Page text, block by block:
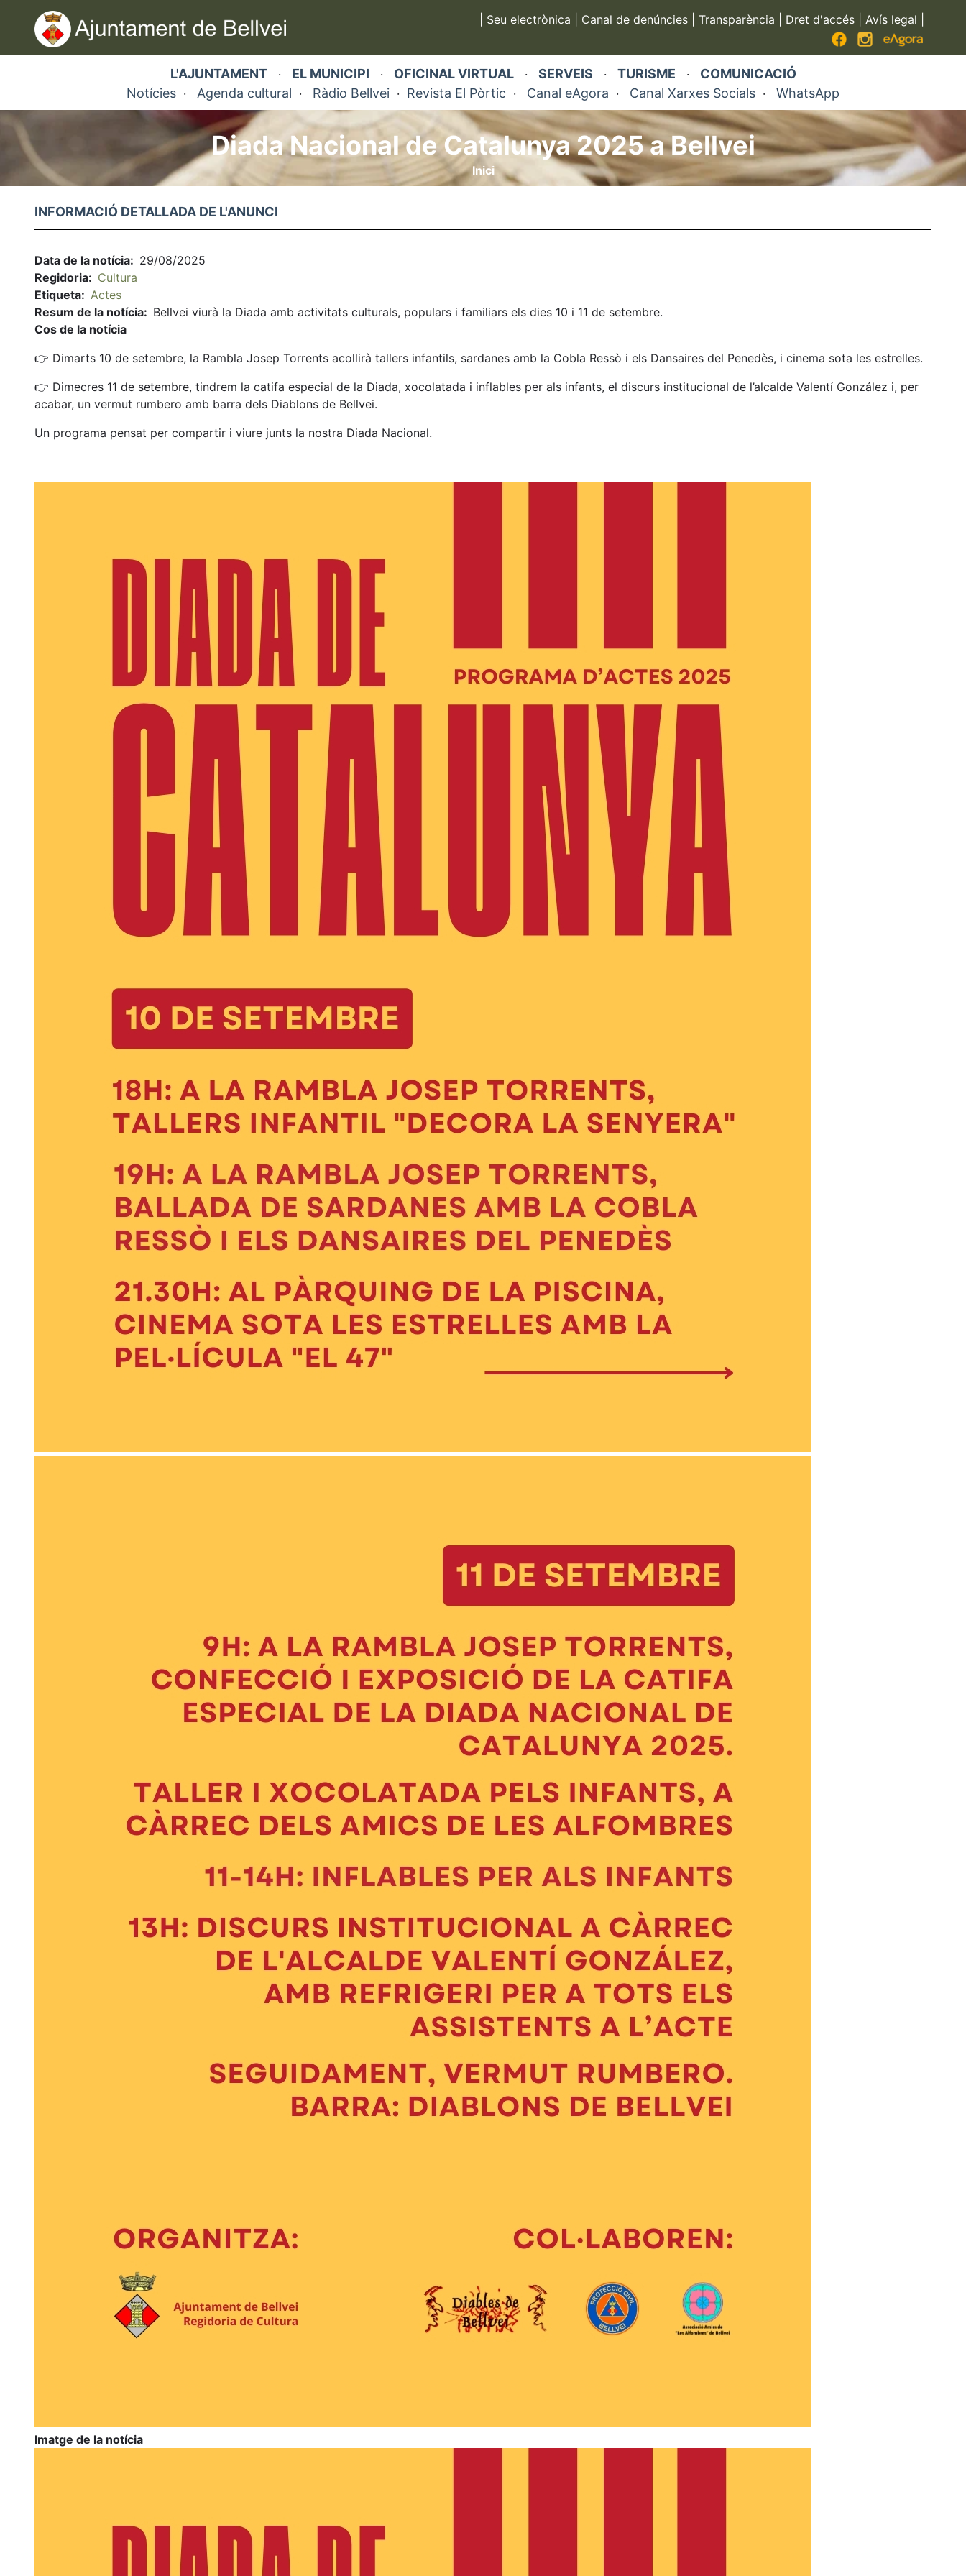
contingut
Seu electrònica Canal de denúncies Transparència Dret d'accés Avís legal
L'AJUNTAMENT· EL MUNICIPI · OFICINAL VIRTUAL· SERVEIS · TURISME · COMUNICACIÓ
Notícies · Agenda cultural · Ràdio Bellvei · Revista El Pòrtic · Canal eAgora · Canal Xarxes Socials · WhatsApp
Diada Nacional de Catalunya 2025 a Bellvei
Fil
d'ariadna
Inici
INFORMACIÓ DETALLADA DE L'ANUNCI
Data de la notícia
29/08/2025
Regidoria
Cultura
Etiqueta
Actes
Resum de la notícia
Bellvei viurà la Diada amb activitats culturals, populars i familiars els dies 10 i 11 de setembre.
Cos de la notícia
👉 Dimarts 10 de setembre, la Rambla Josep Torrents acollirà tallers infantils, sardanes amb la Cobla Ressò i els Dansaires del Penedès, i cinema sota les estrelles.
👉 Dimecres 11 de setembre, tindrem la catifa especial de la Diada, xocolatada i inflables per als infants, el discurs institucional de l’alcalde Valentí González i, per
acabar, un vermut rumbero amb barra dels Diablons de Bellvei.
Un programa pensat per compartir i viure junts la nostra Diada Nacional.
Imatge de la notícia